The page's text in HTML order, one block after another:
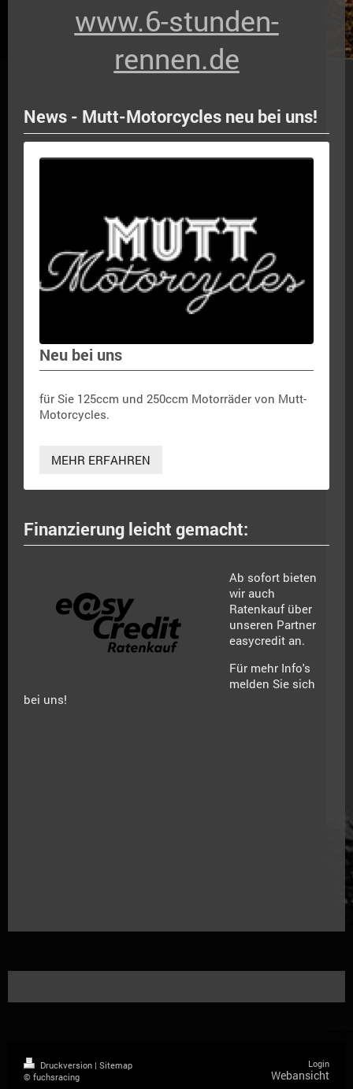
www.6-stunden-
rennen.de
News - Mutt-Motorcycles neu bei uns!
Neu bei uns
für Sie 125ccm und 250ccm Motorräder von Mutt-
Motorcycles.
MEHR ERFAHREN
Finanzierung leicht gemacht:
Ab sofort bieten
wir auch
Ratenkauf über
unseren Partner
easycredit an.
Für mehr Info's
melden Sie sich
bei uns!
Druckversion | Sitemap
© fuchsracing
Login
Webansicht